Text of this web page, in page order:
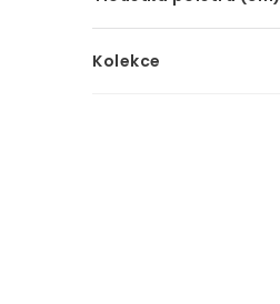
Kolekce